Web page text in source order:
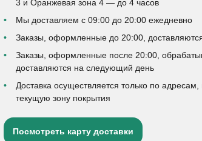
3 и Оранжевая зона 4 — до 4 часов
Мы доставляем с 09:00 до 20:00 ежедневно
Заказы, оформленные до 20:00,
Заказы, оформленные после 20:00,
доставляются на следующий день
Доставка осуществляется только по
текущую зону покрытия
Посмотреть карту доставки